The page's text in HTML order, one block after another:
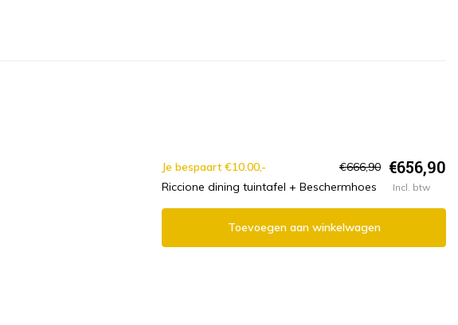
Je bespaart €10.00,- €666,90 €656,90
Riccione dining tuintafel + Beschermhoes Incl. btw
Toevoegen aan winkelwagen